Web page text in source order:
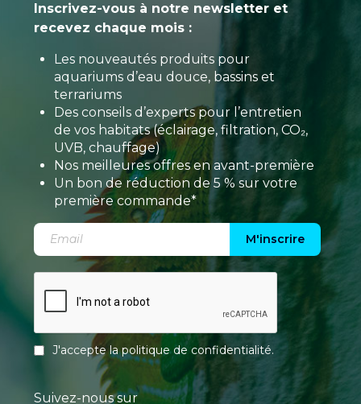
Inscrivez-vous à notre newsletter et
recevez chaque mois :
Les nouveautés produits pour
aquariums d’eau douce, bassins et
terrariums
Des conseils d’experts pour l’entretien
de vos habitats (éclairage, filtration, CO₂,
UVB, chauffage)
Nos meilleures offres en avant-première
Un bon de réduction de 5 % sur votre
première commande*
M'inscrire
J'accepte lapolitique de confidentialité.
Suivez-nous sur